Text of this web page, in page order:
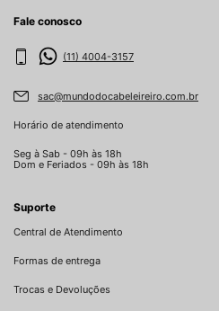
Fale conosco
(11) 4004-3157
sac@mundodocabeleireiro.com.br
Horário de atendimento
Seg à Sab - 09h às 18h
Dom e Feriados - 09h às 18h
Suporte
Central de Atendimento
Formas de entrega
Trocas e Devoluções